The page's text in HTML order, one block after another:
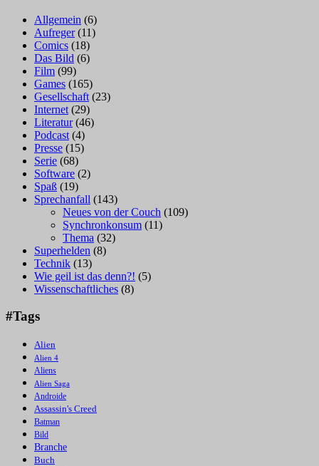
Allgemein (6)
Aufreger(11)
Comics (18)
Das Bild (6)
Film (99)
Games (165)
Gesellschaft (23)
Internet (29)
Literatur(46)
Podcast (4)
Presse (15)
Serie (68)
Software (2)
Spaß (19)
Sprechanfall (143)
Neues von der Couch (109)
Synchronkonsum (11)
Thema (32)
Superhelden (8)
Technik (13)
Wie geil ist das denn?! (5)
Wissenschaftliches (8)
#Tags
Alien
Alien 4
Aliens
Alien Saga
Androide
Assassin's Creed
Batman
Bild
Branche
Buch